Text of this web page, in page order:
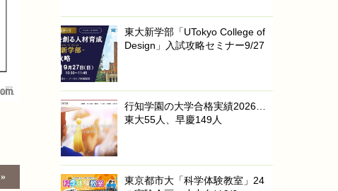
東大新学部「UTokyo College of
Design」入試攻略セミナー9/27
行知学園の大学合格実績2026…
東大55人、早慶149人
東京都市大「科学体験教室」24